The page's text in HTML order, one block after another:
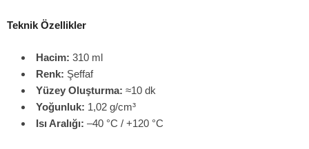
Teknik Özellikler
Hacim: 310 ml
Renk: Şeffaf
Yüzey Oluşturma: ≈10 dk
Yoğunluk: 1,02 g/cm³
Isı Aralığı: –40 °C / +120 °C